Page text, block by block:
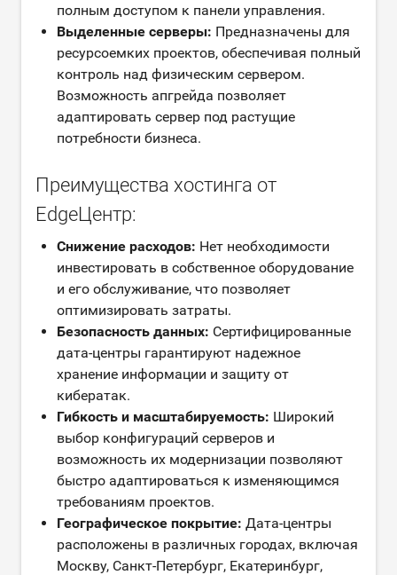
полным доступом к панели управления.
Выделенные серверы: Предназначены для
ресурсоемких проектов, обеспечивая полный
контроль над физическим сервером.
Возможность апгрейда позволяет
адаптировать сервер под растущие
потребности бизнеса.
Преимущества хостинга от
EdgeЦентр:
Снижение расходов: Нет необходимости
инвестировать в собственное оборудование
и его обслуживание, что позволяет
оптимизировать затраты.
Безопасность данных: Сертифицированные
дата-центры гарантируют надежное
хранение информации и защиту от
кибератак.
Гибкость и масштабируемость: Широкий
выбор конфигураций серверов и
возможность их модернизации позволяют
быстро адаптироваться к изменяющимся
требованиям проектов.
Географическое покрытие: Дата-центры
расположены в различных городах, включая
Москву, Санкт-Петербург, Екатеринбург,